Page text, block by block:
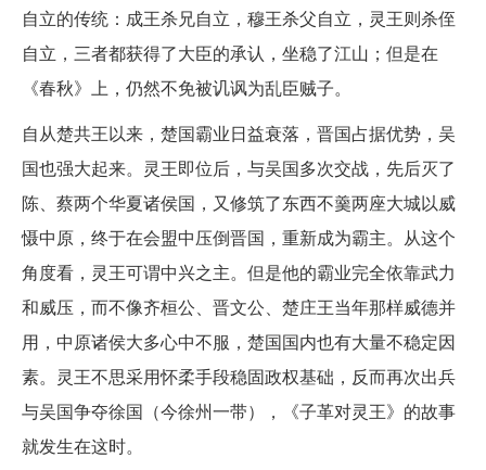
自立的传统：成王杀兄自立，穆王杀父自立，灵王则杀侄
自立，三者都获得了大臣的承认，坐稳了江山；但是在
《春秋》上，仍然不免被讥讽为乱臣贼子。
自从楚共王以来，楚国霸业日益衰落，晋国占据优势，吴
国也强大起来。灵王即位后，与吴国多次交战，先后灭了
陈、蔡两个华夏诸侯国，又修筑了东西不羹两座大城以威
慑中原，终于在会盟中压倒晋国，重新成为霸主。从这个
角度看，灵王可谓中兴之主。但是他的霸业完全依靠武力
和威压，而不像齐桓公、晋文公、楚庄王当年那样威德并
用，中原诸侯大多心中不服，楚国国内也有大量不稳定因
素。灵王不思采用怀柔手段稳固政权基础，反而再次出兵
与吴国争夺徐国（今徐州一带），《子革对灵王》的故事
就发生在这时。